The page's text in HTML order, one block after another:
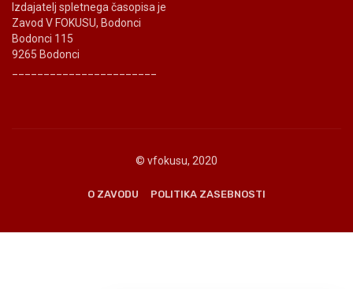
Izdajatelj spletnega časopisa je
Zavod V FOKUSU, Bodonci
Bodonci 115
9265 Bodonci
© vfokusu, 2020
O ZAVODU POLITIKA ZASEBNOSTI